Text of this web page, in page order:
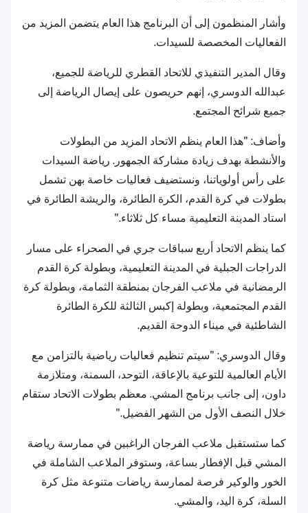
وأشار المنظمون إلى أن البرنامج هذا العام يتضمن المزيد من
الفعاليات المخصصة للسيدات.
وقال المدير التنفيذي للاتحاد القطري للرياضة للجميع،
عبدالله الدوسري، إنهم حريصون على إيصال الرياضة إلى
جميع شرائح المجتمع.
وأضاف: "هذا العام ينظم الاتحاد المزيد من البطولات
والأنشطة بهدف زيادة مشاركة الجمهور. رياضة السيدات
على رأس أولوياتنا، ونستضيف فعاليات خاصة بهن تشمل
بطولات في كرة القدم، الكرة الطائرة، والريشة الطائرة في
استاد المدينة التعليمية مساء كل ثلاثاء."
كما ينظم الاتحاد أربع سباقات جري في الصحراء على مسار
الدراجات الجبلية في المدينة التعليمية، وبطولة كرة القدم
الرمضانية في ملاعب الفرجان بمنطقة الثمامة، وبطولة كرة
القدم المجتمعية، وبطولة إكبس الثالثة للكرة الطائرة
الشاطئية في ميناء الدوحة القديم.
وقال الدوسري: "سيتم تنظيم فعاليات رياضية بالتزامن مع
الأيام العالمية للتوعية بالإعاقة، التوحد، السمنة، ومتلازمة
داون، إلى جانب برنامج المشي. معظم بطولات الاتحاد ستقام
خلال النصف الأول من الشهر الفضيل."
كما ستستقبل ملاعب الفرجان الراغبين في ممارسة رياضة
المشي قبل الإفطار بساعة، وستوفر الملاعب الشاملة في
الخور والوكير فرصة لممارسة رياضات متنوعة مثل كرة
السلة، كرة اليد، والمشي.